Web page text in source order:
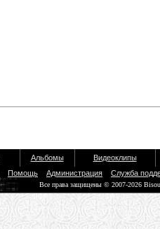
Альбомы
Видеоклипы
Помощь Администрация Служба
Все права защищены © 2007-2026